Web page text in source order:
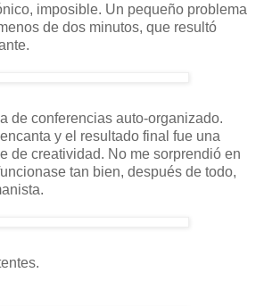
imposible. Un pequeño problema
de dos minutos, que resultó
de conferencias auto-organizado.
y el resultado final fue una
de creatividad. No me sorprendió en
tan bien, después de todo,